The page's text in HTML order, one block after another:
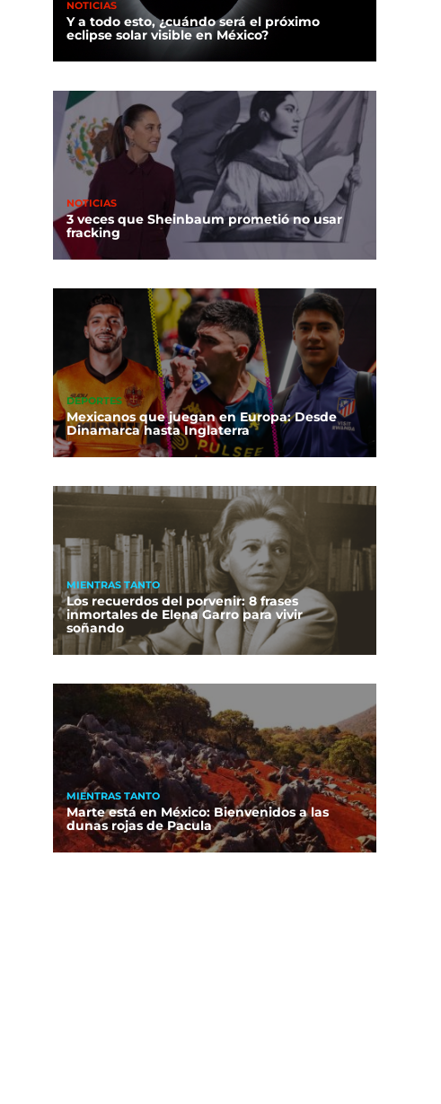
NOTICIAS
Y a todo esto, ¿cuándo será el próximo
eclipse solar visible en México?
NOTICIAS
3 veces que Sheinbaum prometió no usar
fracking
DEPORTES
Mexicanos que juegan en Europa: Desde
Dinamarca hasta Inglaterra
MIENTRAS TANTO
Los recuerdos del porvenir: 8 frases
inmortales de Elena Garro para vivir
soñando
MIENTRAS TANTO
Marte está en México: Bienvenidos a las
dunas rojas de Pacula